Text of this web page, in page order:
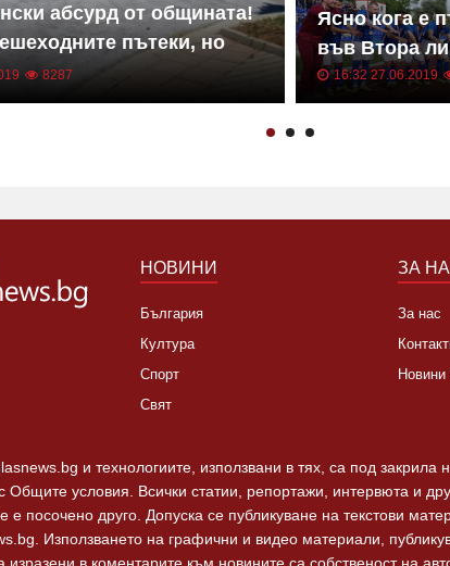
абсурд от общината!
пътеки, но
за слепите да
Резлутатът ще е
8287
Ясно кога е
във Втора
16:32 27.06.2019
НОВИНИ
България
Култура
Спорт
Свят
ЗА
За нас
и технологиите, използвани в тях, са под
Общите условия. Всички статии, репортажи, интервюта и
е посочено друго. Допуска се публикуване на текстови
Използването на графични и видео материали,
в коментарите към новините са собственост на